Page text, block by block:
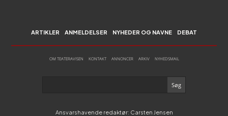
ARTIKLER ANMELDELSER NYHEDER OG NAVNE DEBAT
OM TEATERAVISEN KONTAKT ANNONCER ARKIV NYHEDSMAIL
Ansvarshavende redaktør: Carsten Jensen